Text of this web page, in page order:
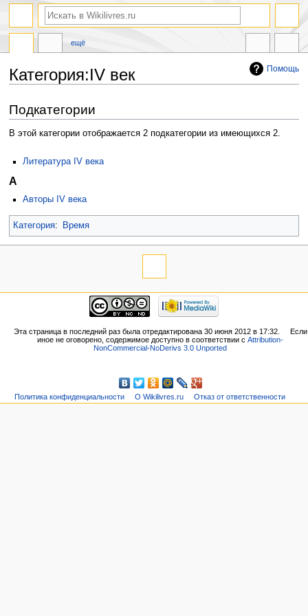
Помощь
Категория:IV век
к
навигации
к
поиску
Подкатегории
В этой категории отображается 2 подкатегории из имеющихся 2.
Литература IV века
А
Авторы IV века
Категория: Время
ещё
Эта страница в последний раз была отредактирована 30 июня 2012 в 17:32.
Если
иное не оговорено, содержимое доступно в соответствии сAttribution-
NonCommercial-NoDerivs 3.0 Unported
Политика конфиденциальности О Wikilivres.ru Отказ от ответственности